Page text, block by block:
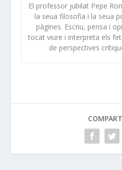
El professor jubilat Pepe
la seua filosofia i la seua
pàgines. Escriu, pensa i
tocat viure i interpreta els
de perspectives